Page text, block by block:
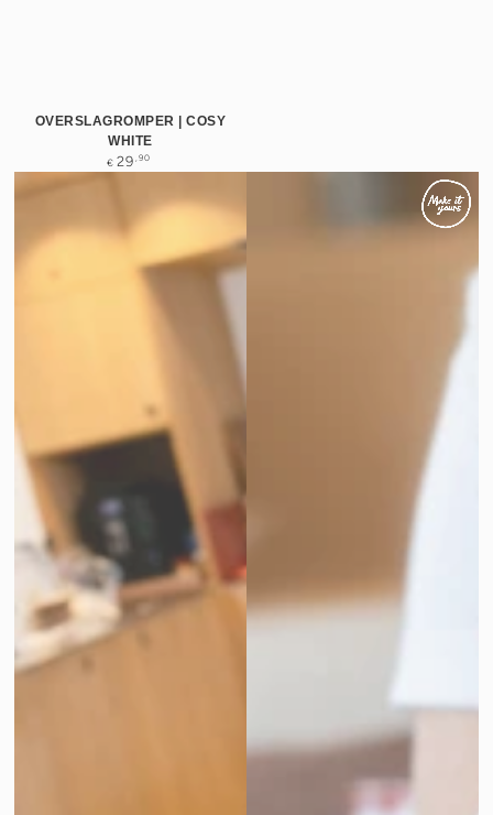
OVERSLAGROMPER | COSY
WHITE
Normale
€ 29 ,90